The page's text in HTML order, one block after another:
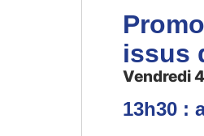
issus
Vendredi
13h30 :